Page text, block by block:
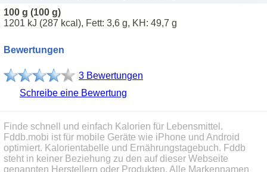
100 g (100 g)
1201 kJ (287 kcal), Fett: 3,6 g, KH: 49,7 g
Bewertungen
3 Bewertungen
Schreibe eine Bewertung
Finde schnell und einfach Kalorien für Lebensmittel.
Fddb.mobi ist für mobile Geräte wie iPhone und Android
optimiert. Kalorientabelle und Ernährungstagebuch. Fddb
steht in keiner Beziehung zu den auf dieser Webseite
genannten Herstellern oder Produkten. Alle Markennamen